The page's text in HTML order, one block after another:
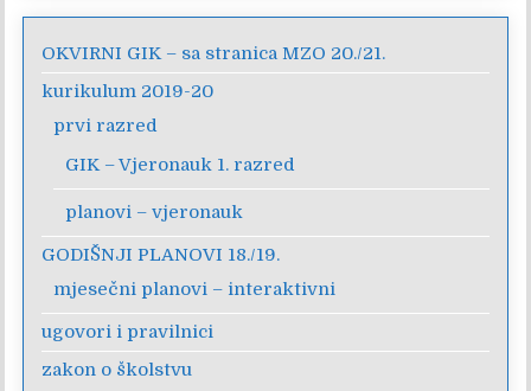
OKVIRNI GIK – sa stranica MZO 20./21.
kurikulum 2019-20
prvi razred
GIK – Vjeronauk 1. razred
planovi – vjeronauk
GODIŠNJI PLANOVI 18./19.
mjesečni planovi – interaktivni
ugovori i pravilnici
zakon o školstvu